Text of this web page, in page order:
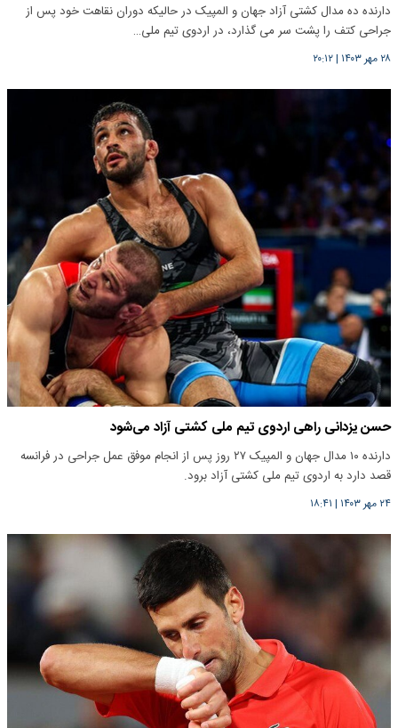
دارنده ده مدال کشتی آزاد جهان و المپیک در حالیکه دوران‌ نقاهت خود پس از
جراحی کتف را پشت سر می گذارد، در اردوی تیم ملی…
۲۸ مهر ۱۴۰۳ |۲۰:۱۲
حسن یزدانی راهی اردوی تیم ملی کشتی آزاد می‌شود
دارنده ۱۰ مدال جهان و المپیک ۲۷ روز پس از انجام موفق عمل جراحی در فرانسه
قصد دارد به اردوی تیم ملی کشتی آزاد برود.
۲۴ مهر ۱۴۰۳ | ۱۸:۴۱